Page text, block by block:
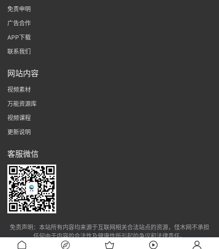
免责申明
广告合作
APP下载
联系我们
网站内容
视频素材
万能资源库
视频课程
更新说明
客服微信
免责声明：本站所有内容均来源于互联网相关合法站点的资源，怪木网不承担
任何由于内容的合法性及健康性所引起的争议和法律责任。
网站备案：
湘ICP备2022023813号-1